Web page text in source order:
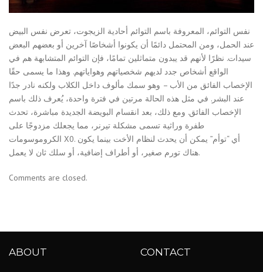
نفس التوائم، المعروفة باسم التوائم أحادية الزيجوت، تعرض نفس البيض
عند الحمل، ومن المحتمل دائمًا أن يكونوا أشخاصًا آخرين أو بعضهم البعض
سيدات. نظرًا لأنهم قد يبدون متماثلين تمامًا، فإن التوائم المتشابهة هم في
الواقع أشخاص جدد لديهم شخصياتهم وهواياتهم. وهذا ما يسمى حقًا
الإخصاب الفائق من الأب – وهو سمك مألوف داخل الكلاب ولكنه نادر جدًا
عند البشر. في مثل هذه الحالة مرتين في فترة واحدة، يُعرف ذلك باسم
الإخصاب الفائق. ومع ذلك، بعد انقسام البويضة الجديدة مباشرة، تحدث
طفرة وراثية تسمى مشكلة تيرنر، مما يجعلك مزدوجًا على
الكروموسومات X0. أي “توأم” يمكن أن يحدث لنظام الأخت بينما يكون
هناك تورم صغير، أو أطراف إضافية، أو سلك ثان لا يعمل.
Comments are closed.
ABOUT CONTACT